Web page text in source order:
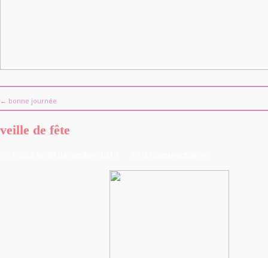
← bonne journée
veille de fête